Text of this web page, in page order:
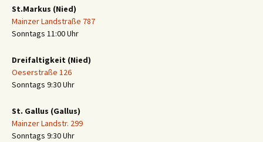
St.Markus (Nied)
Mainzer Landstraße 787
Sonntags 11:00 Uhr
Dreifaltigkeit (Nied)
Oeserstraße 126
Sonntags 9:30 Uhr
St. Gallus (Gallus)
Mainzer Landstr. 299
Sonntags 9:30 Uhr